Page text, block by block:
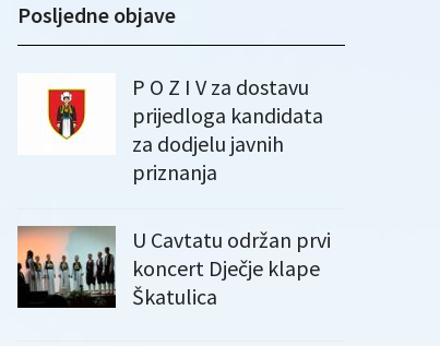
Posljedne objave
P O Z I V za dostavu
prijedloga kandidata
za dodjelu javnih
priznanja
U Cavtatu održan prvi
koncert Dječje klape
Škatulica